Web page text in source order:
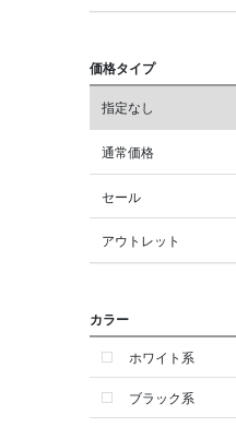
価格タイプ
指定なし
通常価格
セール
アウトレット
カラー
ホワイト系
ブラック系